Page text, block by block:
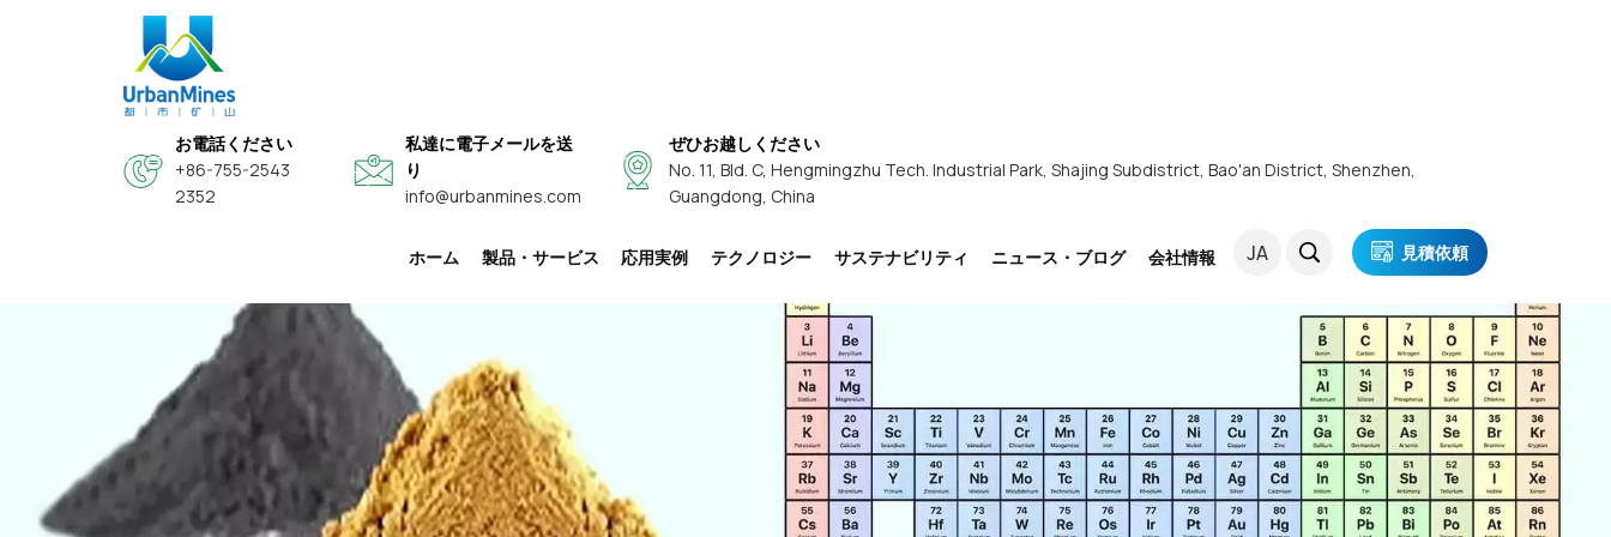
お電話ください
+86-755-2543
2352
私達に電子メールを送
り
info@urbanmines.com
ぜひお越しください
No. 11, Bld. C, Hengmingzhu Tech. Industrial Park, Shajing Subdistrict, Bao'an District, Shenzhen,
Guangdong, China
ホーム 製品・サービス 応用実例 テクノロジー サステナビリティ ニュース・ブログ 会社情報 JA 見積依頼